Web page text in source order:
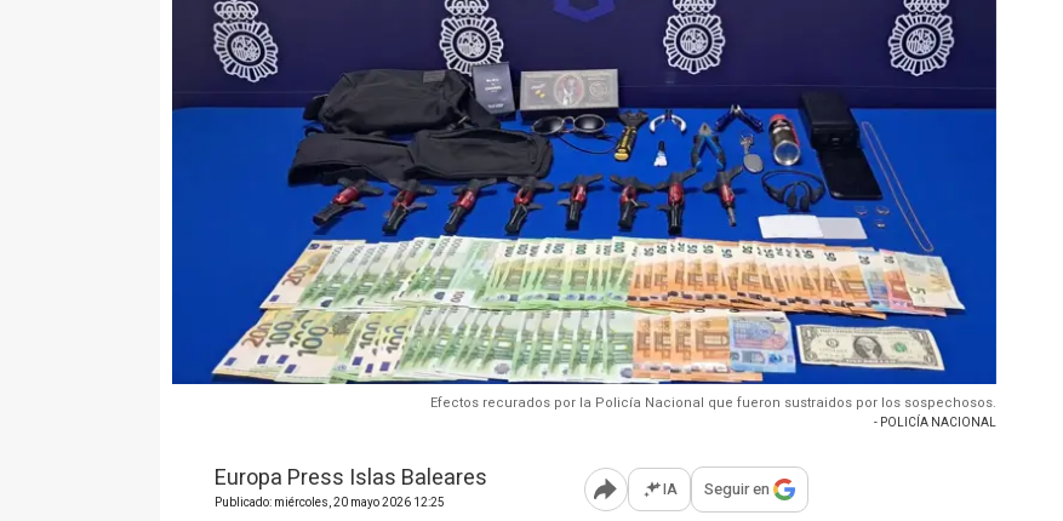
Efectos recurados por la Policía Nacional que fueron sustraidos por los sospechosos.
- POLICÍA NACIONAL
Europa Press Islas Baleares
Publicado: miércoles, 20 mayo 2026 12:25 Abrir opciones para compartir
IA Seguir en